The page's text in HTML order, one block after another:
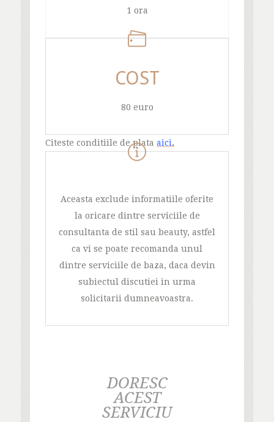
1 ora
COST
80 euro
Citeste conditiile de plata aici.
Aceasta exclude informatiile oferite
la oricare dintre serviciile de
consultanta de stil sau beauty, astfel
ca vi se poate recomanda unul
dintre serviciile de baza, daca devin
subiectul discutiei in urma
solicitarii dumneavoastra.
DORESC
ACEST
SERVICIU